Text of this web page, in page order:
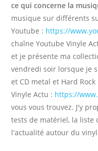
ce qui concerne la
musique sur différents
Youtube : https://
chaîne Youtube Vinyle
et je présente ma
vendredi soir lorsque je
et CD metal et Hard
Vinyle Actu : https://
vous vous trouvez. J'y
tests de matériel, la liste
l'actualité autour du